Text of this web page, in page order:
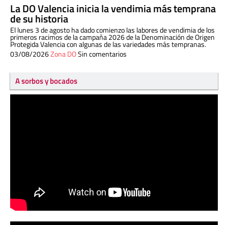
La DO Valencia inicia la vendimia más temprana
de su historia
El lunes 3 de agosto ha dado comienzo las labores de vendimia de los
primeros racimos de la campaña 2026 de la Denominación de Origen
Protegida Valencia con algunas de las variedades más tempranas.
03/08/2026Zona DOSin comentarios
A sorbos y bocados